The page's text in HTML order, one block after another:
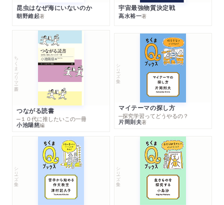
昆虫はなぜ海にいないのか
朝野維起著
宇宙最強物質決定戦
高水裕一著
ちくまプリマー新書
つながる読書
─１０代に推したいこの一冊
小池陽慈編
シリーズ・全集
マイテーマの探し方
─探究学習ってどうやるの？
片岡則夫著
シリーズ・全集 シリーズ・全集